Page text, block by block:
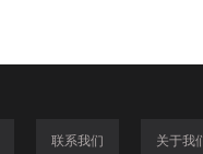
联系我们 关于我